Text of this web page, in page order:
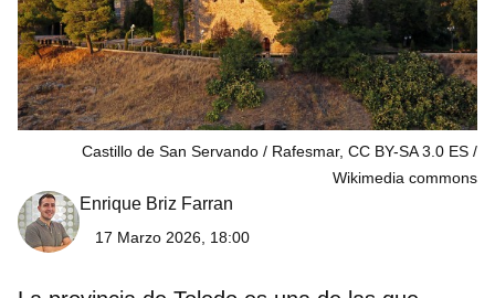
Castillo de San Servando / Rafesmar, CC BY-SA 3.0 ES
Wikimedia commons
Enrique Briz Farran
17 Marzo 2026, 18:00